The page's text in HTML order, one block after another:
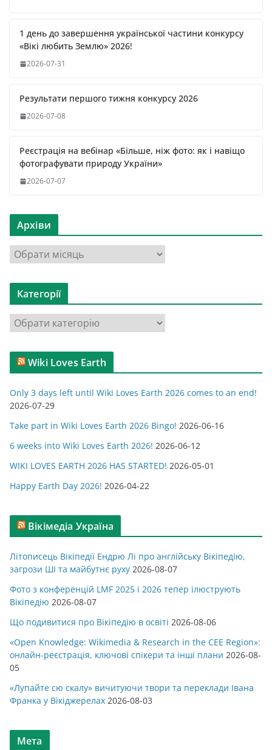
1 день до завершення української частини конкурсу
«Вікі любить Землю» 2026!
2026-07-31
Результати першого тижня конкурсу 2026
2026-07-08
Реєстрація на вебінар «Більше, ніж фото: як і навіщо
фотографувати природу України»
2026-07-07
Архіви
р
х
в
Категорії
а
т
о
р
і
ї
Wiki Loves Earth
Only 3 days left until Wiki Loves Earth 2026 comes to an end!
2026-07-29
Take part in Wiki Loves Earth 2026 Bingo! 2026-06-16
6 weeks into Wiki Loves Earth 2026! 2026-06-12
WIKI LOVES EARTH 2026 HAS STARTED! 2026-05-01
Happy Earth Day 2026! 2026-04-22
Вікімедіа Україна
Літописець Вікіпедії Ендрю Лі про англійську Вікіпедію,
загрози ШІ та майбутнє руху 2026-08-07
Фото з конференцій LMF 2025 і 2026 тепер ілюструють
Вікіпедію 2026-08-07
Що подивитися про Вікіпедію в освіті 2026-08-06
«Open Knowledge: Wikimedia & Research in the CEE Region»:
онлайн-реєстрація, ключові спікери та інші плани 2026-08-
05
«Лупайте сю скалу» вичитуючи твори та переклади Івана
Франка у Вікіджерелах 2026-08-03
Мета